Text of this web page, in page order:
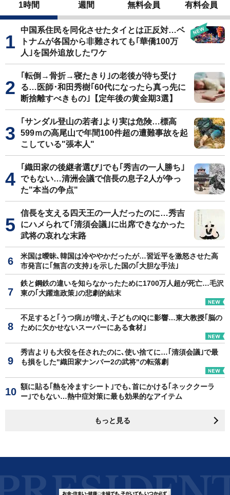
1時間 週間 無料会員 有料会員
中国系住民を同化させたタイとは正反対…ベ
トナムが各国から非難されても｢華僑100万
人｣を国外追放したワケ
｢転倒→骨折→寝たきり｣の老後が待ち受け
る…医師･和田秀樹｢60代になったら真っ先に
断捨離すべきもの｣【定年後の黄金期3選】
｢サンダル登山の若者｣より実は危険…標高
599ｍの高尾山で年間100件超の遭難事故を起
こしている"張本人"
｢織田家の後継者選び｣でも｢秀吉の一人勝ち｣
でもない…清洲会議で信長の息子2人が争っ
た"本当の争点"
信長を支える四天王の一人だったのに…秀吉
にハメられて｢清須会議｣に出席できなかった
武将の哀れな末路
米国は曖昧､韓国は冷ややかだったが…習近平を激怒させた高
市発言に｢無言の支持｣を示した国の｢大胆な手法｣
鉄と鋼鉄の違いを知らなかったために1700万人超が死亡…毛沢
東の｢大躍進政策｣の悲劇的結末
不足すると｢うつ病｣が増え､子どものIQに影響…東大教授｢脳の
ために欠かせないスーパーにある食材｣
秀吉よりも大役を任されたのに､使い捨てに…｢清須会議｣で最
も損をした"織田家ナンバー2の武将"の転落劇
額に貼る｢熱を冷ますシート｣でも､首にかける｢ネッククーラ
ー｣でもない…熱中症対策に最も効果的なアイテム
もっと見る